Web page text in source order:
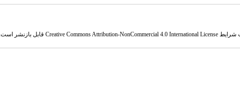
شرایط Creative Commons Attribution-NonCommercial 4.0 International Licenseقابل بازنشر است.